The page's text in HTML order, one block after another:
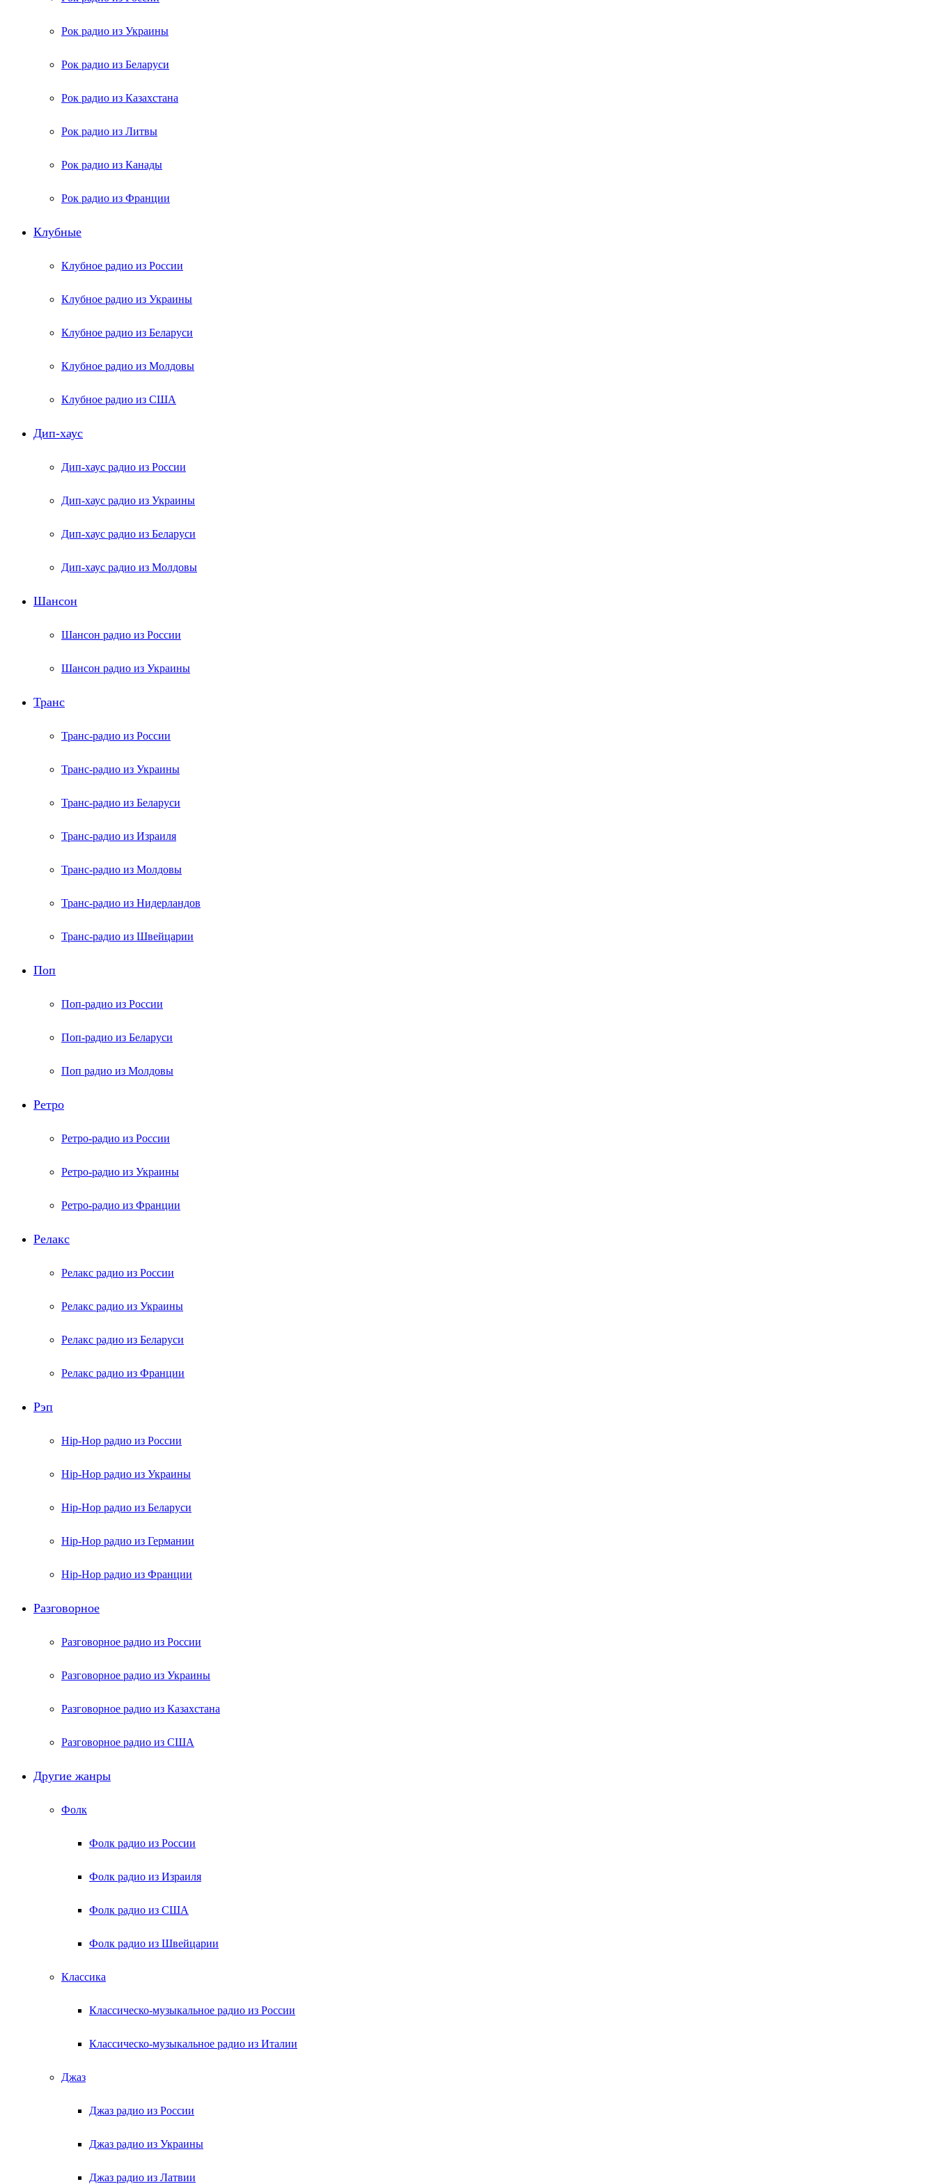
Рок радио из Украины
Рок радио из Беларуси
Рок радио из Казахстана
Рок радио из Литвы
Рок радио из Канады
Рок радио из Франции
Клубные
Клубное радио из России
Клубное радио из Украины
Клубное радио из Беларуси
Клубное радио из Молдовы
Клубное радио из США
Дип-хаус
Дип-хаус радио из России
Дип-хаус радио из Украины
Дип-хаус радио из Беларуси
Дип-хаус радио из Молдовы
Шансон
Шансон радио из России
Шансон радио из Украины
Транс
Транс-радио из России
Транс-радио из Украины
Транс-радио из Беларуси
Транс-радио из Израиля
Транс-радио из Молдовы
Транс-радио из Нидерландов
Транс-радио из Швейцарии
Поп
Поп-радио из России
Поп-радио из Беларуси
Поп радио из Молдовы
Ретро
Ретро-радио из России
Ретро-радио из Украины
Ретро-радио из Франции
Релакс
Релакс радио из России
Релакс радио из Украины
Релакс радио из Беларуси
Релакс радио из Франции
Рэп
Hip-Hop радио из России
Hip-Hop радио из Украины
Hip-Hop радио из Беларуси
Hip-Hop радио из Германии
Hip-Hop радио из Франции
Разговорное
Разговорное радио из России
Разговорное радио из Украины
Разговорное радио из Казахстана
Разговорное радио из США
Другие жанры
Фолк
Фолк радио из России
Фолк радио из Израиля
Фолк радио из США
Фолк радио из Швейцарии
Классика
Классическо-музыкальное радио из России
Классическо-музыкальное радио из Италии
Джаз
Джаз радио из России
Джаз радио из Украины
Джаз радио из Латвии